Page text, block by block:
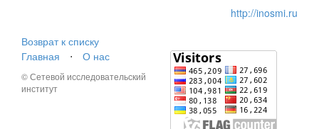
http://inosmi.ru
Возврат к списку
Главная
⋅ О нас
© Сетевой исследовательский
институт